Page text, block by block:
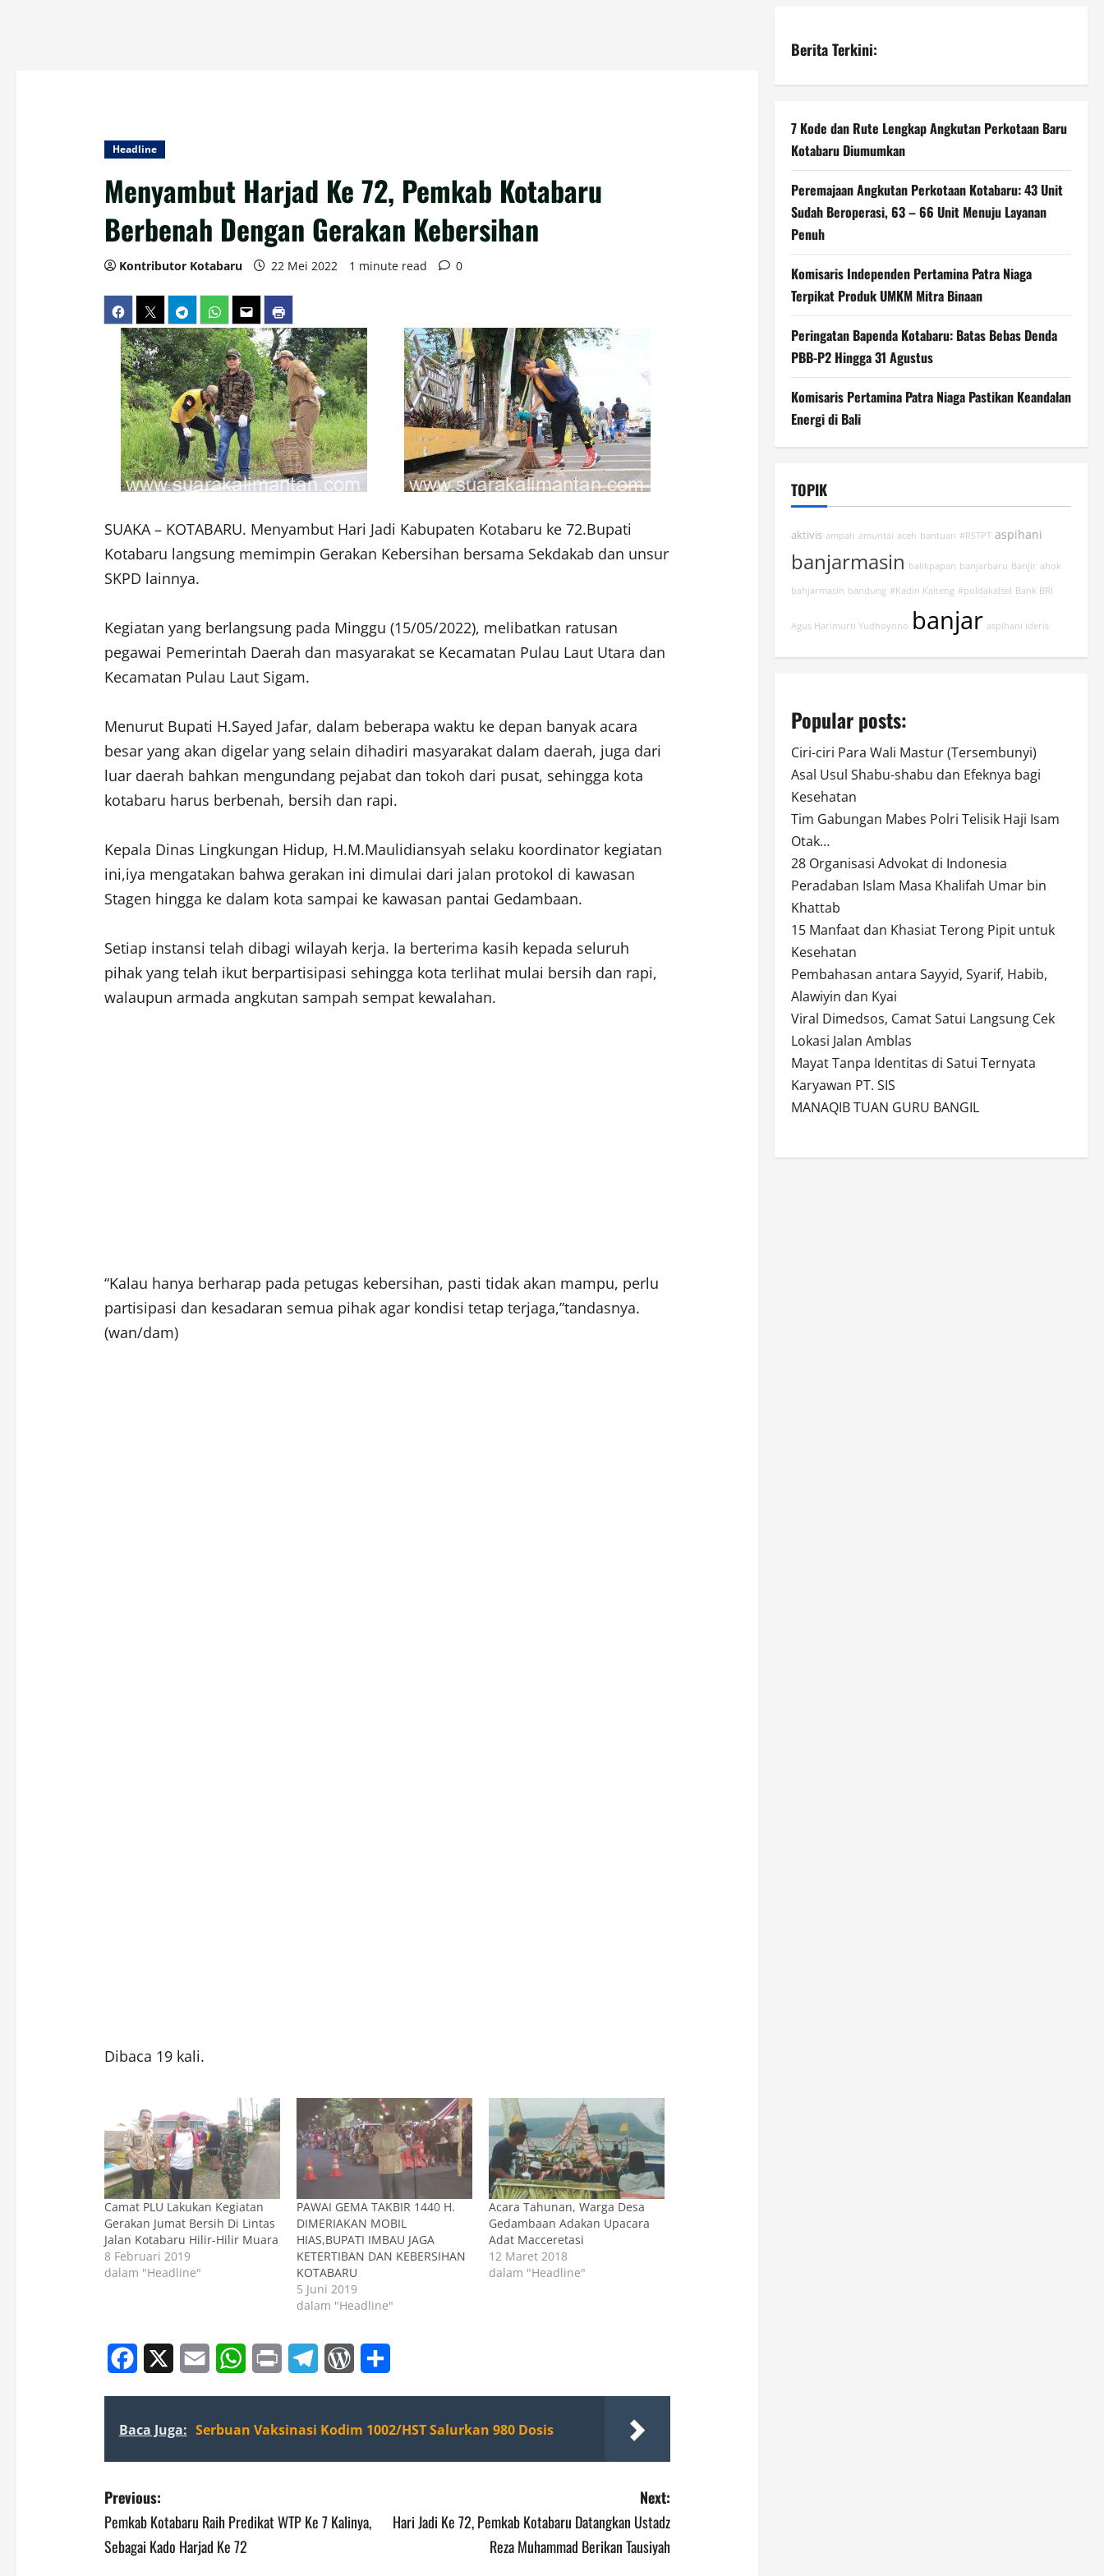
Headline
Menyambut Harjad Ke 72, Pemkab Kotabaru
Berbenah Dengan Gerakan Kebersihan
Kontributor Kotabaru 22 Mei 2022 1 minute read 0
SUAKA – KOTABARU. Menyambut Hari Jadi Kabupaten Kotabaru ke 72.Bupati
Kotabaru langsung memimpin Gerakan Kebersihan bersama Sekdakab dan unsur
SKPD lainnya.
Kegiatan yang berlangsung pada Minggu (15/05/2022), melibatkan ratusan
pegawai Pemerintah Daerah dan masyarakat se Kecamatan Pulau Laut Utara dan
Kecamatan Pulau Laut Sigam.
Menurut Bupati H.Sayed Jafar, dalam beberapa waktu ke depan banyak acara
besar yang akan digelar yang selain dihadiri masyarakat dalam daerah, juga dari
luar daerah bahkan mengundang pejabat dan tokoh dari pusat, sehingga kota
kotabaru harus berbenah, bersih dan rapi.
Kepala Dinas Lingkungan Hidup, H.M.Maulidiansyah selaku koordinator kegiatan
ini,iya mengatakan bahwa gerakan ini dimulai dari jalan protokol di kawasan
Stagen hingga ke dalam kota sampai ke kawasan pantai Gedambaan.
Setiap instansi telah dibagi wilayah kerja. Ia berterima kasih kepada seluruh
pihak yang telah ikut berpartisipasi sehingga kota terlihat mulai bersih dan rapi,
walaupun armada angkutan sampah sempat kewalahan.
“Kalau hanya berharap pada petugas kebersihan, pasti tidak akan mampu, perlu
partisipasi dan kesadaran semua pihak agar kondisi tetap terjaga,”tandasnya.
(wan/dam)
Dibaca 19 kali.
Camat PLU Lakukan Kegiatan
Gerakan Jumat Bersih Di Lintas
Jalan Kotabaru Hilir-Hilir Muara
8 Februari 2019
dalam "Headline"
PAWAI GEMA TAKBIR 1440 H.
DIMERIAKAN MOBIL
HIAS,BUPATI IMBAU JAGA
KETERTIBAN DAN KEBERSIHAN
KOTABARU
5 Juni 2019
dalam "Headline"
Acara Tahunan, Warga Desa
Gedambaan Adakan Upacara
Adat Macceretasi
12 Maret 2018
dalam "Headline"
Facebook Email WhatsApp
Print TelegramWordPress
Baca Juga: Serbuan Vaksinasi Kodim 1002/HST Salurkan 980 Dosis
P
o
Previous:
Pemkab Kotabaru Raih Predikat WTP Ke 7 Kalinya,
Sebagai Kado Harjad Ke 72
Next:
Hari Jadi Ke 72, Pemkab Kotabaru Datangkan Ustadz
Reza Muhammad Berikan Tausiyah
Berita Terkini:
7 Kode dan Rute Lengkap Angkutan Perkotaan Baru
Kotabaru Diumumkan
Peremajaan Angkutan Perkotaan Kotabaru: 43 Unit
Sudah Beroperasi, 63 – 66 Unit Menuju Layanan
Penuh
Komisaris Independen Pertamina Patra Niaga
Terpikat Produk UMKM Mitra Binaan
Peringatan Bapenda Kotabaru: Batas Bebas Denda
PBB-P2 Hingga 31 Agustus
Komisaris Pertamina Patra Niaga Pastikan Keandalan
Energi di Bali
TOPIK
aktivis ampah amuntai aceh bantuan #RSTPT aspihani
banjarmasin balikpapan banjarbaru Banjir ahok
bahjarmasin bandung #Kadin Kalteng #poldakalsel Bank BRI
Agus Harimurti Yudhoyono banjar aspihani ideris
Popular posts:
Ciri-ciri Para Wali Mastur (Tersembunyi)
Asal Usul Shabu-shabu dan Efeknya bagi
Kesehatan
Tim Gabungan Mabes Polri Telisik Haji Isam
Otak…
28 Organisasi Advokat di Indonesia
Peradaban Islam Masa Khalifah Umar bin
Khattab
15 Manfaat dan Khasiat Terong Pipit untuk
Kesehatan
Pembahasan antara Sayyid, Syarif, Habib,
Alawiyin dan Kyai
Viral Dimedsos, Camat Satui Langsung Cek
Lokasi Jalan Amblas
Mayat Tanpa Identitas di Satui Ternyata
Karyawan PT. SIS
MANAQIB TUAN GURU BANGIL